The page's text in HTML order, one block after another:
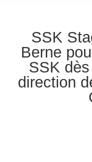
SSK
Berne
SSK
direction